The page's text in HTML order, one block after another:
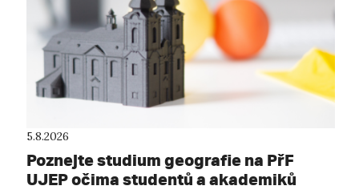
5.8.2026
Poznejte studium geografie na PřF
UJEP očima studentů a akademiků